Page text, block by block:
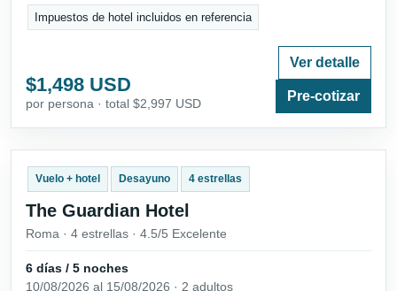
Impuestos de hotel incluidos en referencia
$1,498 USD
por persona · total $2,997 USD
Ver detalle
Pre-cotizar
Vuelo + hotel Desayuno 4 estrellas
The Guardian Hotel
Roma · 4 estrellas · 4.5/5 Excelente
6 días / 5 noches
10/08/2026 al 15/08/2026 · 2 adultos